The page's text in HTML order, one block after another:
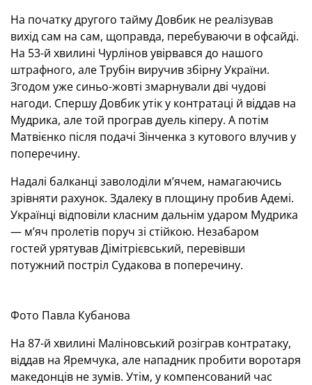
На початку другого тайму Довбик не реалізував
вихід сам на сам, щоправда, перебуваючи в офсайді.
На 53-й хвилині Чурлінов увірвався до нашого
штрафного, але Трубін виручив збірну України.
Згодом уже синьо-жовті змарнували дві чудові
нагоди. Спершу Довбик утік у контратаці й віддав на
Мудрика, але той програв дуель кіперу. А потім
Матвієнко після подачі Зінченка з кутового влучив у
поперечину.
Надалі балканці заволоділи м’ячем, намагаючись
зрівняти рахунок. Здалеку в площину пробив Адемі.
Українці відповіли класним дальнім ударом Мудрика
— м’яч пролетів поруч зі стійкою. Незабаром
гостей урятував Дімітрієвський, перевівши
потужний постріл Судакова в поперечину.
Фото Павла Кубанова
На 87-й хвилині Маліновський розіграв контратаку,
віддав на Яремчука, але нападник пробити воротаря
македонців не зумів. Утім, у компенсований час